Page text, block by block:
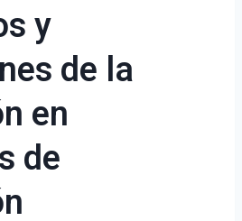
y
de la
en
de